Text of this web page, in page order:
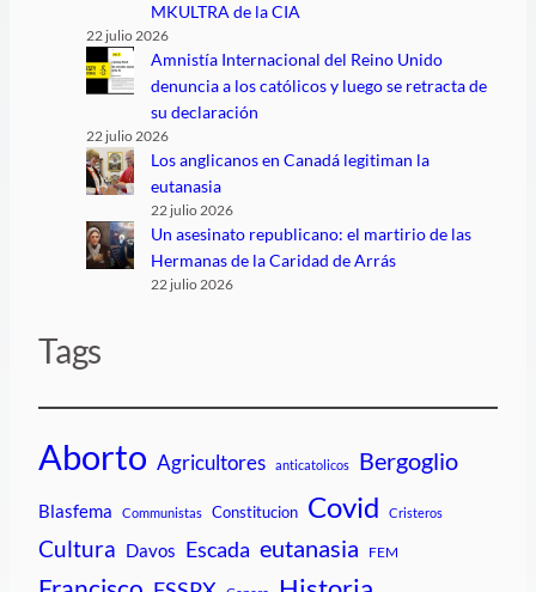
MKULTRA de la CIA
22 julio 2026
Amnistía Internacional del Reino Unido
denuncia a los católicos y luego se retracta de
su declaración
22 julio 2026
Los anglicanos en Canadá legitiman la
eutanasia
22 julio 2026
Un asesinato republicano: el martirio de las
Hermanas de la Caridad de Arrás
22 julio 2026
Tags
Aborto Agricultores anticatolicos Bergoglio
Blasfema Communistas Constitucion Covid Cristeros
Cultura Davos Escada eutanasia FEM